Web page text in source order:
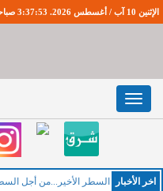
الإثنين 10 آب / أغسطس 2026. 3:37:54 صباحاً
Toggle
navigation
اخر اﻷخبار السطر الأخير...من أجل